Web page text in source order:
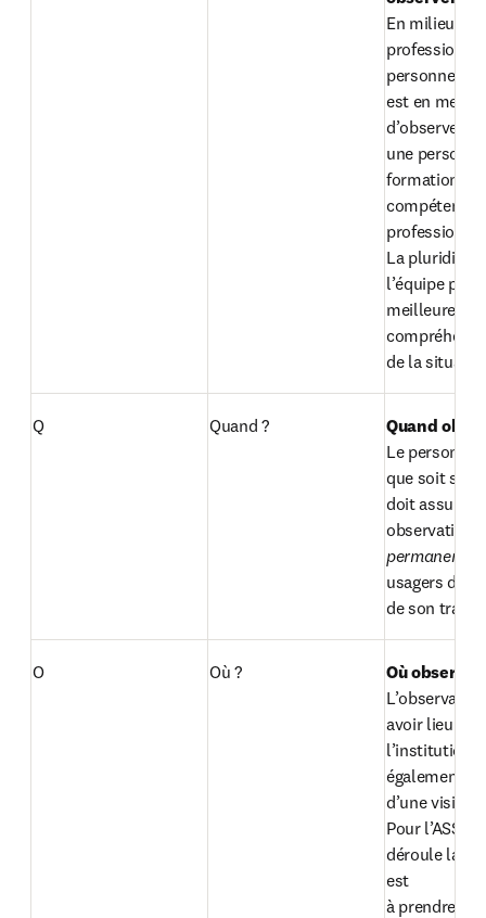
En milieu
personne de
est en
d’observer
une
formation et
compétences
La
l’équipe
meilleure
de la
Q Quand ?
Quand
Le
que soit sa
doit assurer
permanente
usagers
de son
O Où ?
Où observer
avoir lieu au
l’institution,
également
d’une visite
Pour l’ASS,
déroule la
est
à prendre en